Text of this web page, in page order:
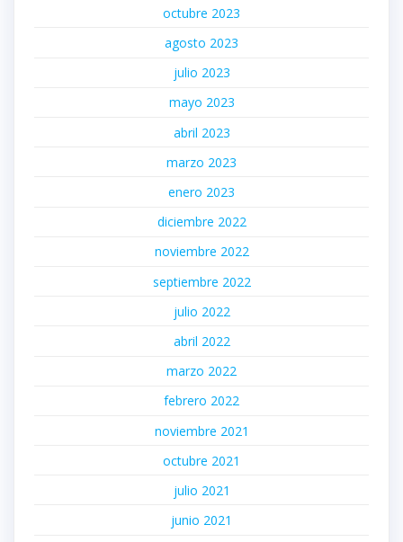
octubre 2023
agosto 2023
julio 2023
mayo 2023
abril 2023
marzo 2023
enero 2023
diciembre 2022
noviembre 2022
septiembre 2022
julio 2022
abril 2022
marzo 2022
febrero 2022
noviembre 2021
octubre 2021
julio 2021
junio 2021